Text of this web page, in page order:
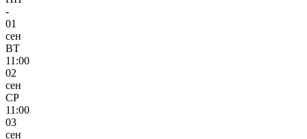
-
01
сен
ВТ
11:00
02
сен
СР
11:00
03
сен